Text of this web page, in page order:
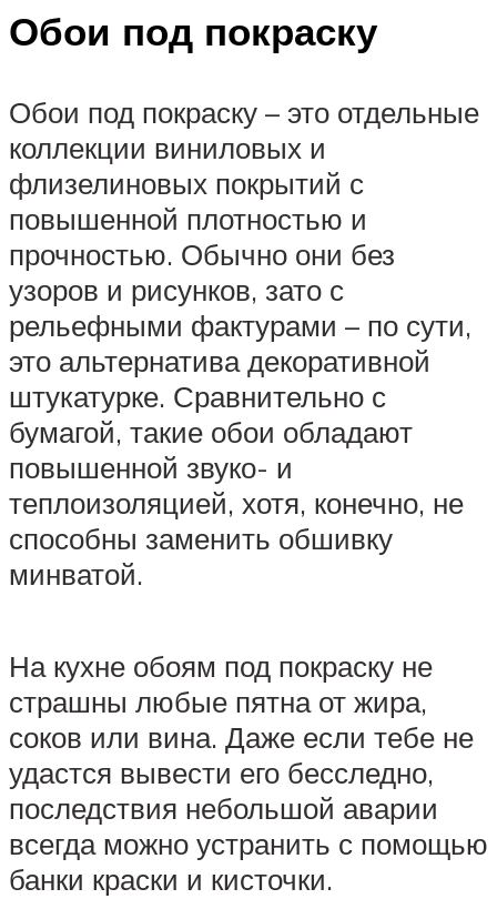
Обои под покраску
Обои под покраску – это отдельные
коллекции виниловых и
флизелиновых покрытий с
повышенной плотностью и
прочностью. Обычно они без
узоров и рисунков, зато с
рельефными фактурами – по сути,
это альтернатива декоративной
штукатурке. Сравнительно с
бумагой, такие обои обладают
повышенной звуко- и
теплоизоляцией, хотя, конечно, не
способны заменить обшивку
минватой.
На кухне обоям под покраску не
страшны любые пятна от жира,
соков или вина. Даже если тебе не
удастся вывести его бесследно,
последствия небольшой аварии
всегда можно устранить с помощью
банки краски и кисточки.